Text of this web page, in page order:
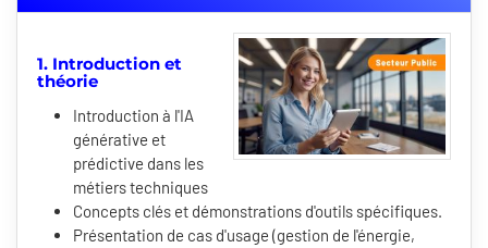
1. Introduction et
théorie
Introduction à l'IA
générative et
prédictive dans les
métiers techniques
Concepts clés et démonstrations d'outils spécifiques.
Présentation de cas d'usage (gestion de l'énergie,